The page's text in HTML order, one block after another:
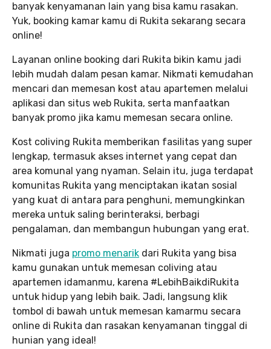
banyak kenyamanan lain yang bisa kamu rasakan.
Yuk, booking kamar kamu di Rukita sekarang secara
online!
Layanan online booking dari Rukita bikin kamu jadi
lebih mudah dalam pesan kamar. Nikmati kemudahan
mencari dan memesan kost atau apartemen melalui
aplikasi dan situs web Rukita, serta manfaatkan
banyak promo jika kamu memesan secara online.
Kost coliving Rukita memberikan fasilitas yang super
lengkap, termasuk akses internet yang cepat dan
area komunal yang nyaman. Selain itu, juga terdapat
komunitas Rukita yang menciptakan ikatan sosial
yang kuat di antara para penghuni, memungkinkan
mereka untuk saling berinteraksi, berbagi
pengalaman, dan membangun hubungan yang erat.
Nikmati juga promo menarik dari Rukita yang bisa
kamu gunakan untuk memesan coliving atau
apartemen idamanmu, karena #LebihBaikdiRukita
untuk hidup yang lebih baik. Jadi, langsung klik
tombol di bawah untuk memesan kamarmu secara
online di Rukita dan rasakan kenyamanan tinggal di
hunian yang ideal!